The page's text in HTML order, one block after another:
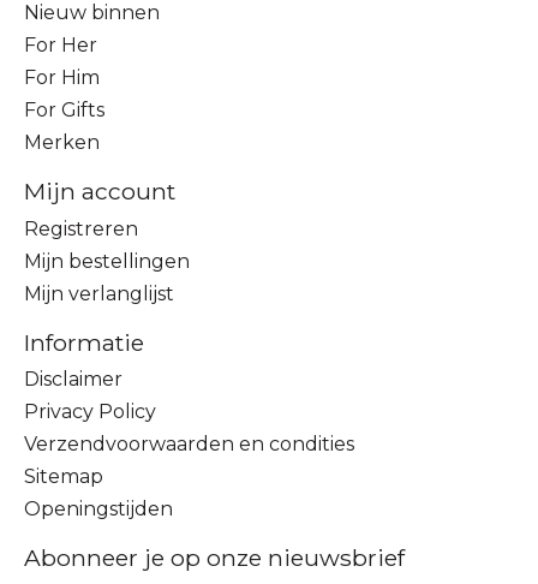
Nieuw binnen
For Her
For Him
For Gifts
Merken
Mijn account
Registreren
Mijn bestellingen
Mijn verlanglijst
Informatie
Disclaimer
Privacy Policy
Verzendvoorwaarden en condities
Sitemap
Openingstijden
Abonneer je op onze nieuwsbrief